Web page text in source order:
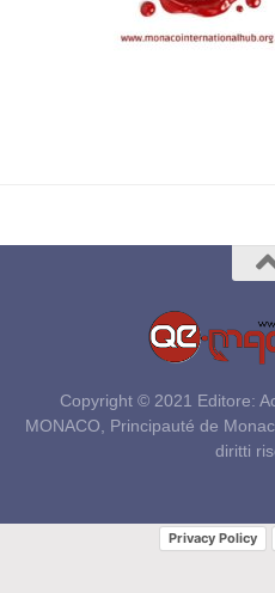
Copyright © 2021 Editore:
MONACO, Principauté de
diritti
Privacy Policy